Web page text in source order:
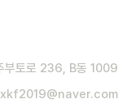
부토로 236, B동